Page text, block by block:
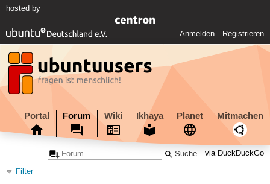
hosted by
Anmelden Registrieren
Portal Forum Wiki Ikhaya Planet Mitmachen
via DuckDuckGo
Filter